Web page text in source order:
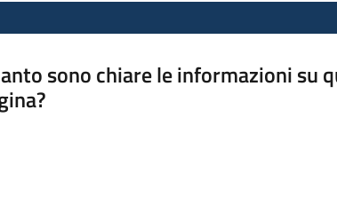
sono chiare le informazioni su